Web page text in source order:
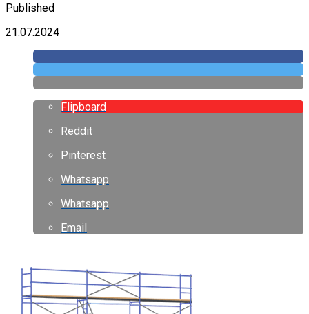
Published
21.07.2024
Flipboard
Reddit
Pinterest
Whatsapp
Whatsapp
Email